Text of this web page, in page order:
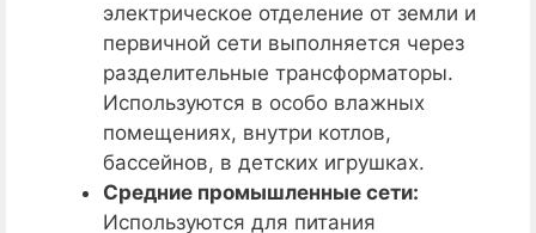
электрическое отделение от земли и
первичной сети выполняется через
разделительные трансформаторы.
Используются в особо влажных
помещениях, внутри котлов,
бассейнов, в детских игрушках.
Средние промышленные сети:
Используются для питания